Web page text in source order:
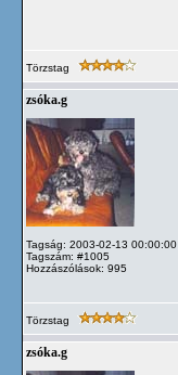
Törzstag
zsóka.g
Tagság: 2003-02-13 00:00:00
Tagszám: #1005
Hozzászólások: 995
Törzstag
zsóka.g